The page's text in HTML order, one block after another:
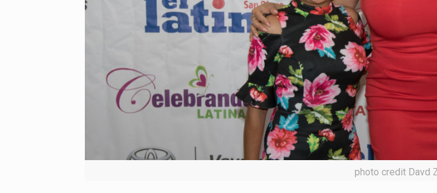
photo credit Davd